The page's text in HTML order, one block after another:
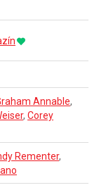
Annable,
, Corey
Rementer,